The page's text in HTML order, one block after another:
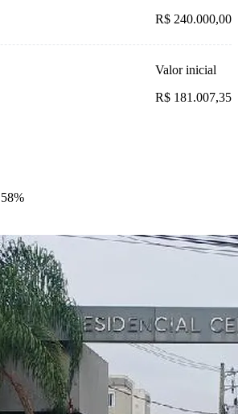
R$ 240.000,00
Valor inicial
R$ 181.007,35